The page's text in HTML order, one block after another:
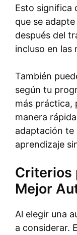
Esto significa
que se
después del
incluso en las
También
según tu
más práctica,
manera
adaptación
aprendizaje
Criterios
Mejor
Al elegir una
a considerar.